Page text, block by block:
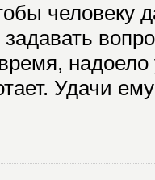
человеку
задавать
Удачи